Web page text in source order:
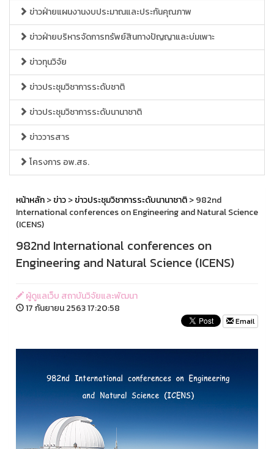
ข่าวฝ่ายแผนงานงบประมาณและประกันคุณภาพ
ข่าวฝ่ายบริหารจัดการทรัพย์สินทางปัญญาและบ่มเพาะ
ข่าวทุนวิจัย
ข่าวประชุมวิชาการระดับชาติ
ข่าวประชุมวิชาการระดับนานาชาติ
ข่าววารสาร
โครงการ อพ.สธ.
หน้าหลัก>ข่าว>ข่าวประชุมวิชาการระดับนานาชาติ> 982nd
International conferences on Engineering and Natural Science
(ICENS)
982nd International conferences on
Engineering and Natural Science (ICENS)
ผู้ดูแลเว็บ สถาบันวิจัยและพัฒนา
17 กันยายน 2563 17:20:58
Email